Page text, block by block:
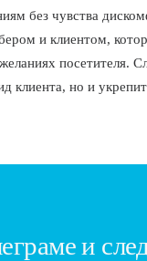
без чувства
и клиентом,
посетителя.
клиента, но и
и